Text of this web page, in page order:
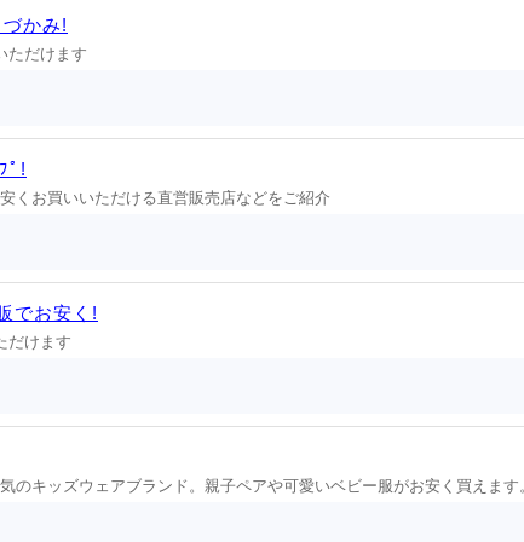
かみ!
ただけます
ﾟ!
くお買いいただける直営販売店などをご紹介
でお安く!
だけます
のキッズウェアブランド。親子ペアや可愛いベビー服がお安く買えます